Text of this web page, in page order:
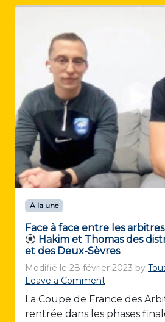
A la une
Face à face entre les
Hakim et Thomas des
et des Deux-Sèvres
Modifié le 28 février 2023 by
Leave a Comment
La Coupe de France des
rentrée dans les phases